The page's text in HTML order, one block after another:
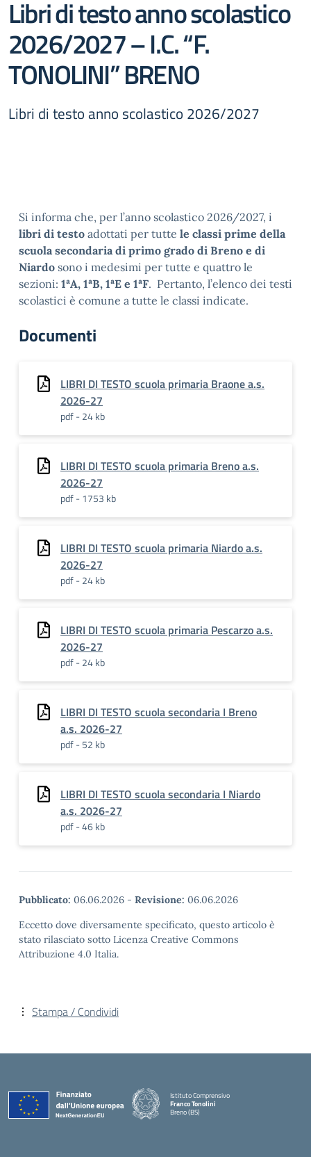
Libri di testo anno scolastico
2026/2027 – I.C. “F.
TONOLINI” BRENO
Libri di testo anno scolastico 2026/2027
Si informa che, per l’anno scolastico 2026/2027, i
libri di testo adottati per tutte le classi prime della
scuola secondaria di primo grado di Breno e di
Niardo sono i medesimi per tutte e quattro le
sezioni: 1ªA, 1ªB, 1ªE e 1ªF. Pertanto, l’elenco dei testi
scolastici è comune a tutte le classi indicate.
Documenti
LIBRI DI TESTO scuola primaria Braone a.s.
2026-27
pdf - 24 kb
LIBRI DI TESTO scuola primaria Breno a.s.
2026-27
pdf - 1753 kb
LIBRI DI TESTO scuola primaria Niardo a.s.
2026-27
pdf - 24 kb
LIBRI DI TESTO scuola primaria Pescarzo a.s.
2026-27
pdf - 24 kb
LIBRI DI TESTO scuola secondaria I Breno
a.s. 2026-27
pdf - 52 kb
LIBRI DI TESTO scuola secondaria I Niardo
a.s. 2026-27
pdf - 46 kb
Pubblicato: 06.06.2026 - Revisione: 06.06.2026
Eccetto dove diversamente specificato, questo articolo è
stato rilasciato sotto Licenza Creative Commons
Attribuzione 4.0 Italia.
Stampa / Condividi
Istituto Comprensivo
Franco Tonolini
Breno (BS)